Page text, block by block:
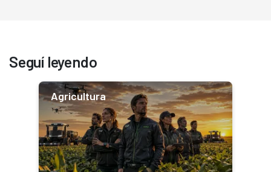
Seguí leyendo
Agricultura